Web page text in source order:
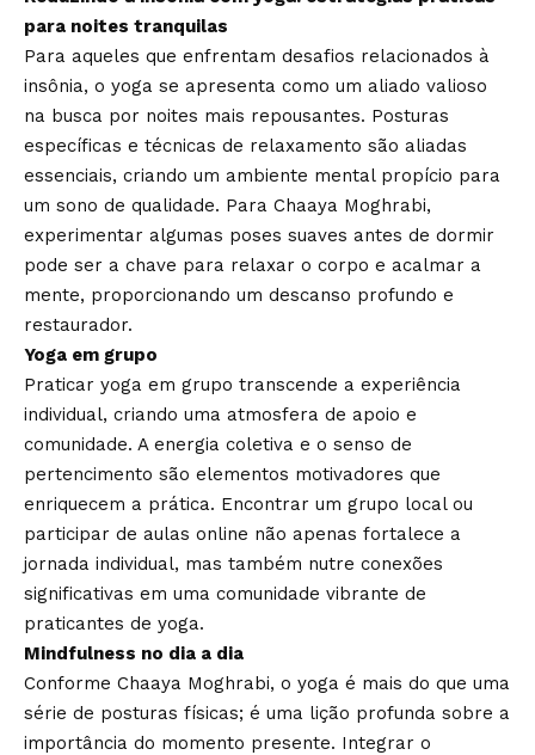
para noites tranquilas
Para aqueles que enfrentam desafios relacionados à
insônia, o yoga se apresenta como um aliado valioso
na busca por noites mais repousantes. Posturas
específicas e técnicas de relaxamento são aliadas
essenciais, criando um ambiente mental propício para
um sono de qualidade. Para Chaaya Moghrabi,
experimentar algumas poses suaves antes de dormir
pode ser a chave para relaxar o corpo e acalmar a
mente, proporcionando um descanso profundo e
restaurador.
Yoga em grupo
Praticar yoga em grupo transcende a experiência
individual, criando uma atmosfera de apoio e
comunidade. A energia coletiva e o senso de
pertencimento são elementos motivadores que
enriquecem a prática. Encontrar um grupo local ou
participar de aulas online não apenas fortalece a
jornada individual, mas também nutre conexões
significativas em uma comunidade vibrante de
praticantes de yoga.
Mindfulness no dia a dia
Conforme Chaaya Moghrabi, o yoga é mais do que uma
série de posturas físicas; é uma lição profunda sobre a
importância do momento presente. Integrar o